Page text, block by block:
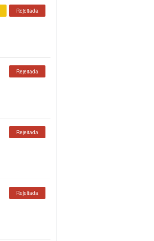
Rejeitada
Rejeitada
Rejeitada
Rejeitada